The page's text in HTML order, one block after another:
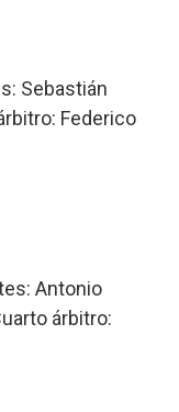
Sebastián
Federico
Antonio
árbitro: